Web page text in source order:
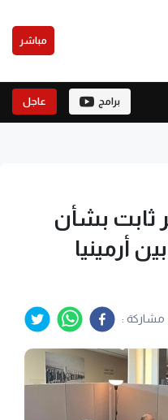
مباشر
برامج عاجل
بشأن
أرمينيا
مشاركة :